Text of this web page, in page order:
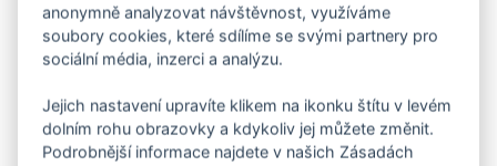
Lešticí pad, měkký, 170 mm
anonymně analyzovat návštěvnost, využíváme
soubory cookies, které sdílíme se svými partnery pro
sociální média, inzerci a analýzu.
Jejich nastavení upravíte klikem na ikonku štítu v levém
dolním rohu obrazovky a kdykoliv jej můžete změnit.
Podrobnější informace najdete v našich Zásadách